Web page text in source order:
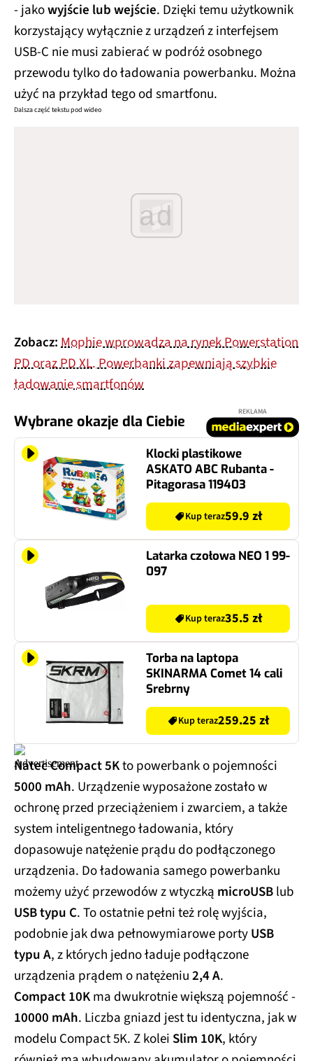
- jakowyjście lub wejście. Dzięki temu użytkownik
korzystający wyłącznie z urządzeń z interfejsem
USB-C nie musi zabierać w podróż osobnego
przewodu tylko do ładowania powerbanku. Można
użyć na przykład tego od smartfonu.
Dalsza część tekstu pod wideo
ad
Zobacz:Mophie wprowadza na rynek Powerstation
PD oraz PD XL. Powerbanki zapewniają szybkie
ładowanie smartfonów
Wybrane okazje dla Ciebie
REKLAMA
Klocki plastikowe
ASKATO ABC Rubanta -
Pitagorasa 119403
Kup teraz59.9 zł
Latarka czołowa NEO 1 99-
097
Kup teraz35.5 zł
Torba na laptopa
SKINARMA Comet 14 cali
Srebrny
Kup teraz259.25 zł
Natec Compact 5Kto powerbank o pojemności
5000 mAh. Urządzenie wyposażone zostało w
ochronę przed przeciążeniem i zwarciem, a także
system inteligentnego ładowania, który
dopasowuje natężenie prądu do podłączonego
urządzenia. Do ładowania samego powerbanku
możemy użyć przewodów z wtyczką microUSBlub
USB typu C. To ostatnie pełni też rolę wyjścia,
podobnie jak dwa pełnowymiarowe portyUSB
typu A, z których jedno ładuje podłączone
urządzenia prądem o natężeniu2,4 A.
Compact 10Kma dwukrotnie większą pojemność -
10000 mAh. Liczba gniazd jest tu identyczna, jak w
modelu Compact 5K. Z kolei Slim 10K, który